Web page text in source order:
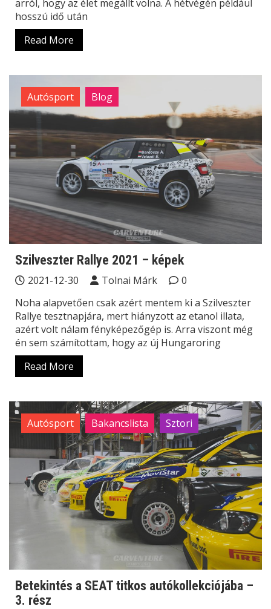
arról, hogy az élet megállt volna. A hétvégén például
hosszú idő után
Read More
Autósport Blog
Szilveszter Rallye 2021 – képek
2021-12-30 Tolnai Márk
0
Noha alapvetően csak azért mentem ki a Szilveszter
Rallye tesztnapjára, mert hiányzott az etanol illata,
azért volt nálam fényképezőgép is. Arra viszont még
én sem számítottam, hogy az új Hungaroring
Read More
Autósport Bakancslista Sztori
Betekintés a SEAT titkos autókollekciójába –
3. rész